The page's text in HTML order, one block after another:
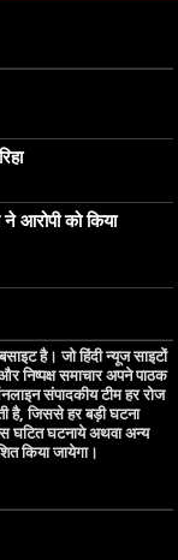
आरोपी को किया
है। जो हिंदी न्यूज साइटों
निष्पक्ष समाचार अपने पाठक
संपादकीय टीम हर रोज
है, जिससे हर बड़ी घटना
घटित घटनाये अथवा अन्य
किया जायेगा।